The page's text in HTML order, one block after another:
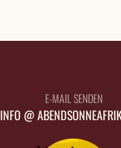
E-MAIL SENDEN
INFO @